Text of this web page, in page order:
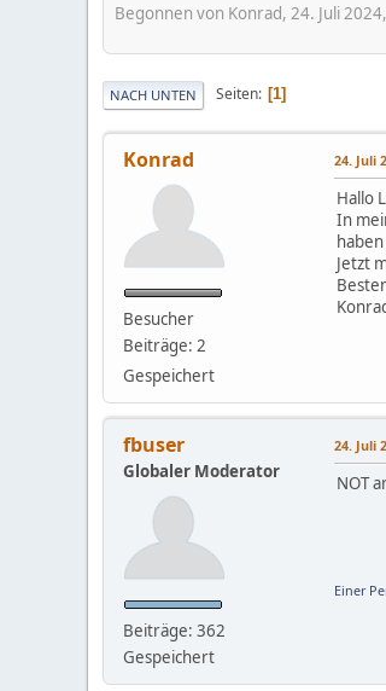
Begonnen von Konrad, 24. Juli
NACH UNTEN Seiten 1
Konrad
Besucher
Beiträge: 2
Gespeichert
24. Juli
Hallo
In
Jetzt
fbuser
Globaler Moderator
Beiträge: 362
Gespeichert
24. Juli
NOT
Einer